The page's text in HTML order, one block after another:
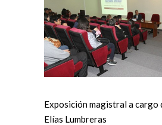
Exposición magistral a cargo
Elías Lumbreras